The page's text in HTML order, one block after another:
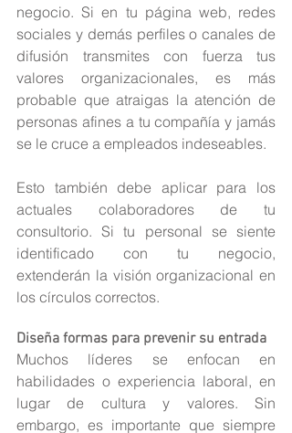
negocio. Si en tu página web, redes
sociales y demás perfiles o canales de
difusión transmites con fuerza tus
valores organizacionales, es más
probable que atraigas la atención de
personas afines a tu compañía y jamás
se le cruce a empleados indeseables.
Esto también debe aplicar para los
actuales colaboradores de tu
consultorio. Si tu personal se siente
identificado con tu negocio,
extenderán la visión organizacional en
los círculos correctos.
Diseña formas para prevenir su entrada
Muchos líderes se enfocan en
habilidades o experiencia laboral, en
lugar de cultura y valores. Sin
embargo, es importante que siempre